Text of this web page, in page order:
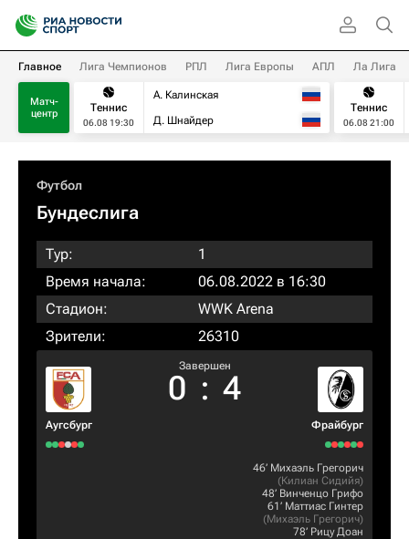
Главное Лига Чемпионов РПЛ Лига Европы АПЛ Ла Лига
Матч-
центр
Теннис
06.08 19:30
А. Калинская
Д. Шнайдер
Теннис
06.08 21:00
Футбол
Бундеслига
Тур:
1
Время начала:
06.08.2022 в 16:30
Стадион:
WWK Arena
Зрители:
26310
Аугсбург
Завершен
0 : 4
Фрайбург
46‎’‎ Михаэль Грегорич
(Килиан Сидийя)
48‎’‎ Винченцо Грифо
61‎’‎ Маттиас Гинтер
(Михаэль Грегорич)
78‎’‎ Рицу Доан